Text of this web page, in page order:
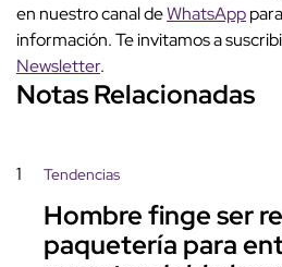
en nuestro canal deWhatsApp
información. Te invitamos a
Newsletter.
Notas Relacionadas
1 Tendencias
Hombre finge ser
paquetería para